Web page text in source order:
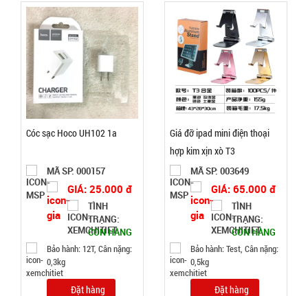
Băng keo
200 Yard
TRONG (
Lốc 6 Cái )
MÃ
SP:
000034
77.000 đ
TRẠNG:
Cóc sạc Hoco UH102 1a
MÃ SP: 000157
GIÁ: 25.000 đ
TÌNH
TRẠNG:
CÒN HÀNG
Bảo hành: 12T, Cân nặng:
0,3kg
Đặt hàng
Giá đỡ ipad mini điện thoại
hợp kim xịn xò T3
MÃ SP: 003649
GIÁ: 65.000 đ
TÌNH
TRẠNG:
CÒN HÀNG
Bảo hành: Test, Cân nặng:
0,5kg
Đặt hàng